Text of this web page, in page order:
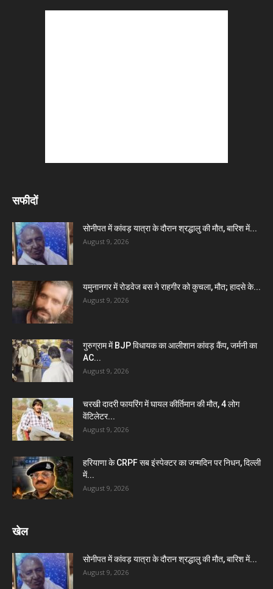
सफीदों
सोनीपत में कांवड़ यात्रा के दौरान श्रद्धालु की मौत, बारिश में...
August 9, 2026
यमुनानगर में रोडवेज बस ने राहगीर को कुचला, मौत; हादसे के...
August 9, 2026
गुरुग्राम में BJP विधायक का आलीशान कांवड़ कैंप, जर्मनी का
AC...
August 9, 2026
चरखी दादरी फायरिंग में घायल कीर्तिमान की मौत, 4 लोग
वेंटिलेटर...
August 9, 2026
हरियाणा के CRPF सब इंस्पेक्टर का जन्मदिन पर निधन, दिल्ली
में...
August 9, 2026
खेल
सोनीपत में कांवड़ यात्रा के दौरान श्रद्धालु की मौत, बारिश में...
August 9, 2026